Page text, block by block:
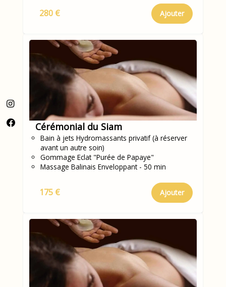
280 € Ajouter
Cérémonial du Siam
Bain à jets Hydromassants privatif (à réserver
avant un autre soin)
Gommage Eclat "Purée de Papaye"
Massage Balinais Enveloppant - 50 min
175 € Ajouter